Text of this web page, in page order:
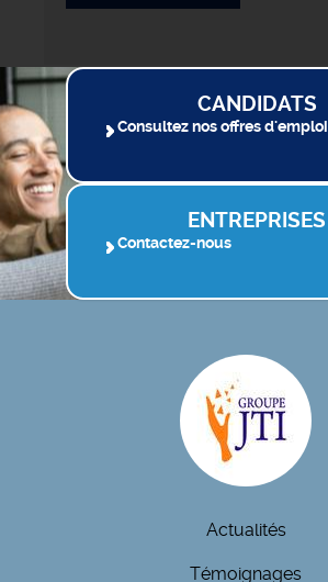
CANDIDATS
Consultez nos offres d'emploi
ENTREPRISES
Contactez-nous
Actualités
Témoignages